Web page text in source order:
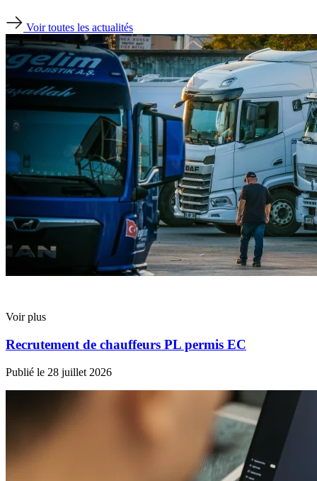
Voir toutes les actualités
Voir plus
Recrutement de chauffeurs PL permis EC
Publié le 28 juillet 2026